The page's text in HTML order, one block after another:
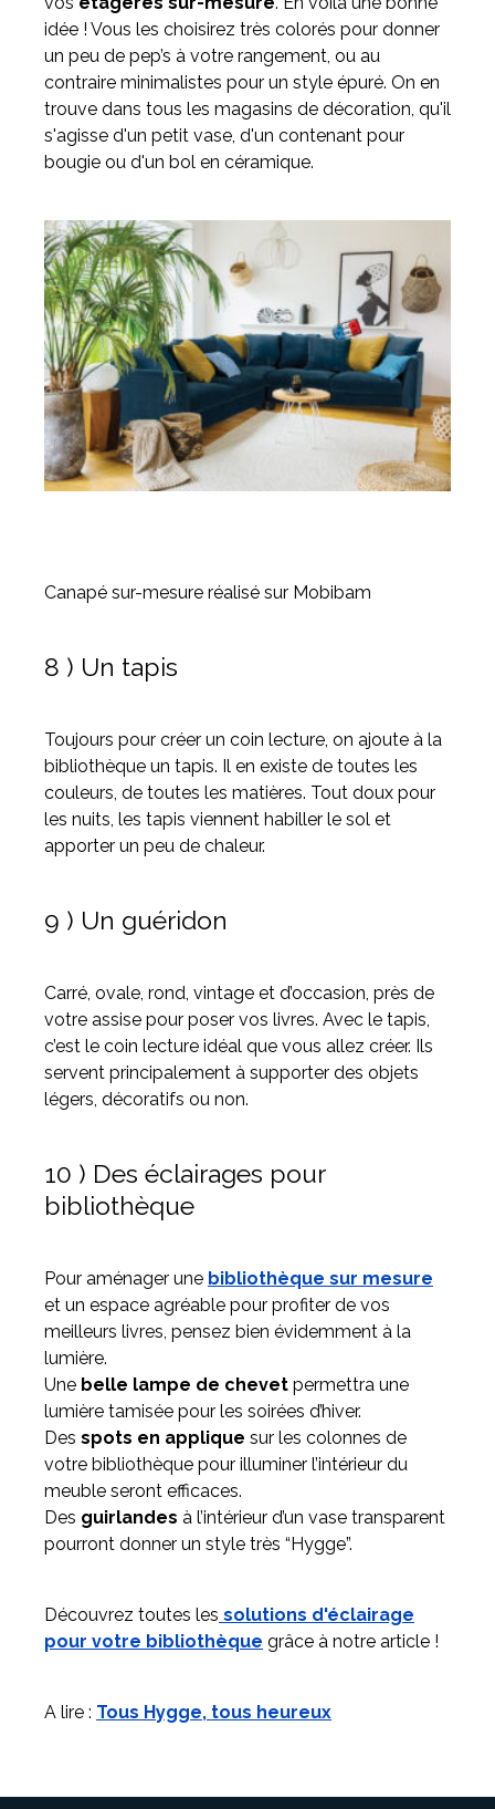
idée ! Vous les choisirez très colorés pour donner
un peu de pep’s à votre rangement, ou au
contraire minimalistes pour un style épuré. On en
trouve dans tous les magasins de décoration, qu'il
s'agisse d'un petit vase, d'un contenant pour
bougie ou d'un bol en céramique.
Canapé sur-mesure réalisé sur Mobibam
8 ) Un tapis
Toujours pour créer un coin lecture, on ajoute à la
bibliothèque un tapis. Il en existe de toutes les
couleurs, de toutes les matières. Tout doux pour
les nuits, les tapis viennent habiller le sol et
apporter un peu de chaleur.
9 ) Un guéridon
Carré, ovale, rond, vintage et d’occasion, près de
votre assise pour poser vos livres. Avec le tapis,
c’est le coin lecture idéal que vous allez créer. Ils
servent principalement à supporter des objets
légers, décoratifs ou non.
10 ) Des éclairages pour
bibliothèque
Pour aménager une bibliothèque sur mesure
et un espace agréable pour profiter de vos
meilleurs livres, pensez bien évidemment à la
lumière.
Une belle lampe de chevet permettra une
lumière tamisée pour les soirées d’hiver.
Des spots en applique sur les colonnes de
votre bibliothèque pour illuminer l’intérieur du
meuble seront efficaces.
Des guirlandes à l’intérieur d’un vase transparent
pourront donner un style très “Hygge”.
Découvrez toutes les solutions d'éclairage
pour votre bibliothèque grâce à notre article !
A lire : Tous Hygge, tous heureux